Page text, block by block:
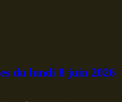
du lundi 8 juin 2026